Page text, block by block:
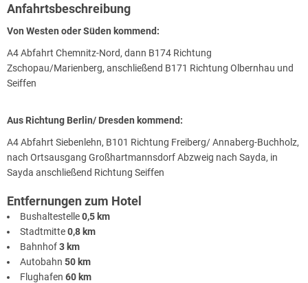
Anfahrtsbeschreibung
Von Westen oder Süden kommend:
A4 Abfahrt Chemnitz-Nord, dann B174 Richtung
Zschopau/Marienberg, anschließend B171 Richtung Olbernhau und
Seiffen
Aus Richtung Berlin/ Dresden kommend:
A4 Abfahrt Siebenlehn, B101 Richtung Freiberg/ Annaberg-Buchholz,
nach Ortsausgang Großhartmannsdorf Abzweig nach Sayda, in
Sayda anschließend Richtung Seiffen
Entfernungen zum Hotel
Bushaltestelle0,5 km
Stadtmitte0,8 km
Bahnhof3 km
Autobahn 50 km
Flughafen 60 km